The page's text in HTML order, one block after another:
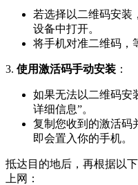
若选择以二维码安装
设备中打开。
将手机对准二维码，
3. 使用激活码手动安装 ：
如果无法以二维码安
详细信息”。
复制您收到的激活码
即会置入你的手机。
抵达目的地后，再根据以
上网：